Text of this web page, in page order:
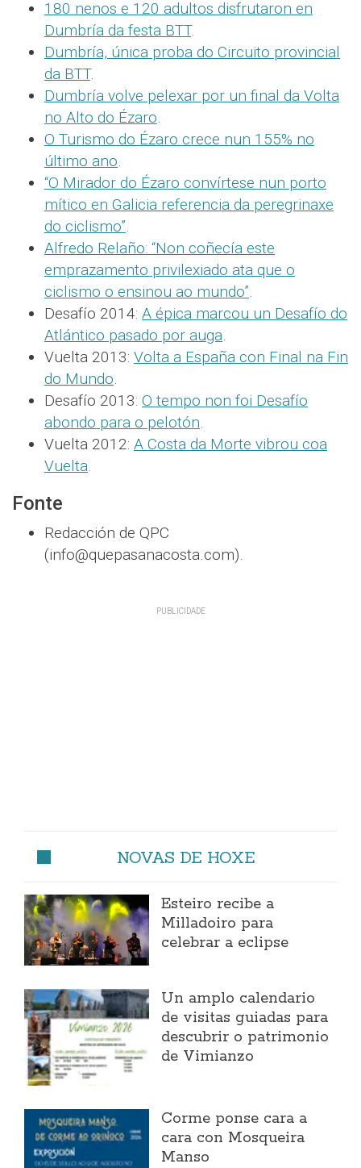
180 nenos e 120 adultos disfrutaron en
Dumbría da festa BTT.
Dumbría, única proba do Circuito provincial
da BTT.
Dumbría volve pelexar por un final da Volta
no Alto do Ézaro.
O Turismo do Ézaro crece nun 155% no
último ano.
“O Mirador do Ézaro convírtese nun porto
mítico en Galicia referencia da peregrinaxe
do ciclismo”.
Alfredo Relaño: “Non coñecía este
emprazamento privilexiado ata que o
ciclismo o ensinou ao mundo”.
Desafío 2014: A épica marcou un Desafío do
Atlántico pasado por auga.
Vuelta 2013: Volta a España con Final na Fin
do Mundo.
Desafío 2013: O tempo non foi Desafío
abondo para o pelotón.
Vuelta 2012: A Costa da Morte vibrou coa
Vuelta.
Fonte
Redacción de QPC
(info@quepasanacosta.com).
NOVAS DE HOXE
Esteiro recibe a
Milladoiro para
celebrar a eclipse
Un amplo calendario
de visitas guiadas para
descubrir o patrimonio
de Vimianzo
Corme ponse cara a
cara con Mosqueira
Manso